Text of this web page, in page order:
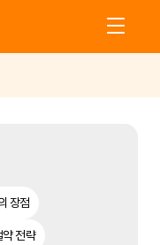
장점
약 전략